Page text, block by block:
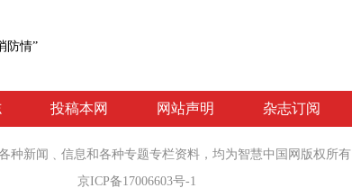
防情”
投稿本网 网站声明 杂志订阅
种新闻﹑信息和各种专题专栏资料，均为智慧中国网 版权所有
京ICP备17006603号-1